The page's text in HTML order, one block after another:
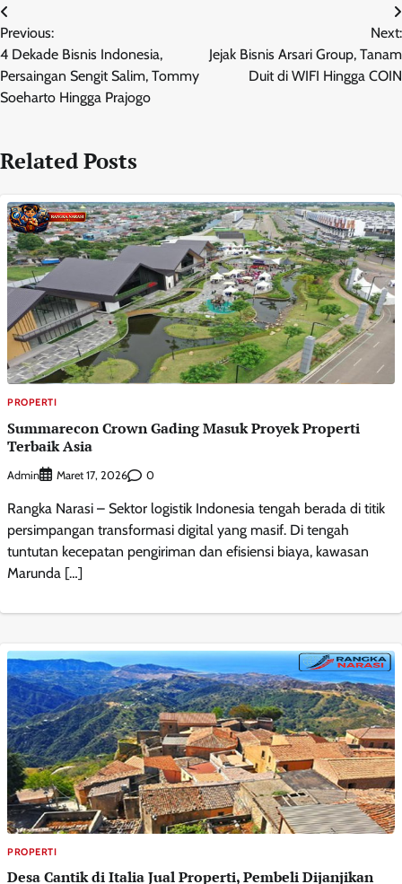
Navigasi
pos
Previous:
4 Dekade Bisnis Indonesia,
Persaingan Sengit Salim, Tommy
Soeharto Hingga Prajogo
Next:
Jejak Bisnis Arsari Group, Tanam
Duit di WIFI Hingga COIN
Related Posts
PROPERTI
Summarecon Crown Gading Masuk Proyek Properti
Terbaik Asia
Admin Maret 17, 2026 0
Rangka Narasi – Sektor logistik Indonesia tengah berada di titik
persimpangan transformasi digital yang masif. Di tengah
tuntutan kecepatan pengiriman dan efisiensi biaya, kawasan
Marunda […]
PROPERTI
Desa Cantik di Italia Jual Properti, Pembeli Dijanjikan